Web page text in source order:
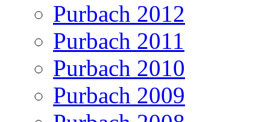
Purbach 2012
Purbach 2011
Purbach 2010
Purbach 2009